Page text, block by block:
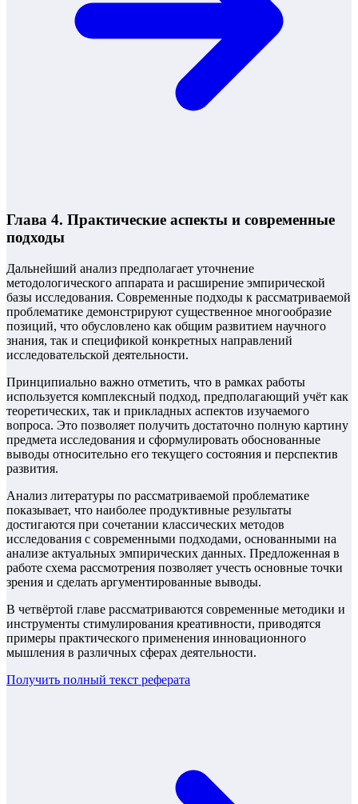
Глава 4. Практические аспекты и современные
подходы
Дальнейший анализ предполагает уточнение
методологического аппарата и расширение эмпирической
базы исследования. Современные подходы к рассматриваемой
проблематике демонстрируют существенное многообразие
позиций, что обусловлено как общим развитием научного
знания, так и спецификой конкретных направлений
исследовательской деятельности.
Принципиально важно отметить, что в рамках работы
используется комплексный подход, предполагающий учёт как
теоретических, так и прикладных аспектов изучаемого
вопроса. Это позволяет получить достаточно полную картину
предмета исследования и сформулировать обоснованные
выводы относительно его текущего состояния и перспектив
развития.
Анализ литературы по рассматриваемой проблематике
показывает, что наиболее продуктивные результаты
достигаются при сочетании классических методов
исследования с современными подходами, основанными на
анализе актуальных эмпирических данных. Предложенная в
работе схема рассмотрения позволяет учесть основные точки
зрения и сделать аргументированные выводы.
В четвёртой главе рассматриваются современные методики и
инструменты стимулирования креативности, приводятся
примеры практического применения инновационного
мышления в различных сферах деятельности.
Получить полный текст реферата